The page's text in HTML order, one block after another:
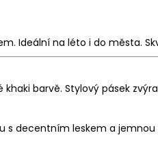
Ideální na léto i do města.
barvě. Stylový pásek
s decentním leskem a